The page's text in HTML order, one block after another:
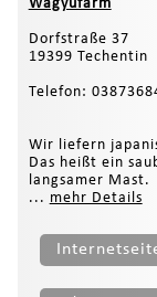
Wagyufarm
Dorfstraße 37
19399 Techentin
Telefon:
Wir liefern
Das heißt ein
langsamer Mast.
... mehr Details